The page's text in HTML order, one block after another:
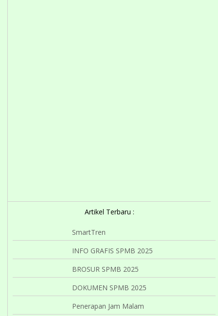
Artikel Terbaru :
SmartTren
INFO GRAFIS SPMB 2025
BROSUR SPMB 2025
DOKUMEN SPMB 2025
Penerapan Jam Malam